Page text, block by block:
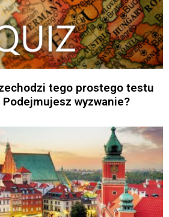
tego prostego testu
Podejmujesz wyzwanie?